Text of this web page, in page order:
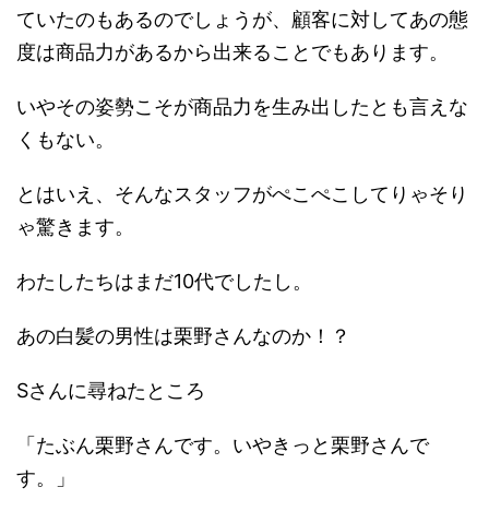
ていたのもあるのでしょうが、顧客に対してあの態
度は商品力があるから出来ることでもあります。
いやその姿勢こそが商品力を生み出したとも言えな
くもない。
とはいえ、そんなスタッフがぺこぺこしてりゃそり
ゃ驚きます。
わたしたちはまだ10代でしたし。
あの白髪の男性は栗野さんなのか！？
Sさんに尋ねたところ
「たぶん栗野さんです。いやきっと栗野さんで
す。」